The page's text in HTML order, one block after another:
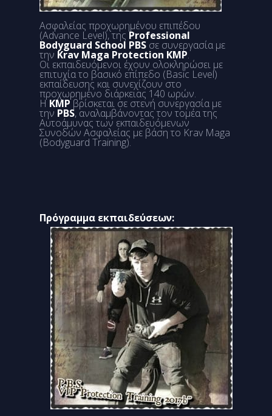
Ασφαλείας προχωρημένου επιπέδου
(Advance Level), της Professional
Bodyguard School PBS σε συνεργασία με
την Krav Maga Protection KMP.
Οι εκπαιδευόμενοι έχουν ολοκληρώσει με
επιτυχία το βασικό επίπεδο (Basic Level)
εκπαίδευσης και συνεχίζουν στο
προχωρημένο διάρκειας 140 ωρών.
Η ΚΜΡβρίσκεται σε στενή συνεργασία με
την PBS, αναλαμβάνοντας τον τομέα της
Αυτοάμυνας των εκπαιδευόμενων
Συνοδών Ασφαλείας με βάση το Krav Maga
(Bodyguard Training).
Πρόγραμμα εκπαιδεύσεων: